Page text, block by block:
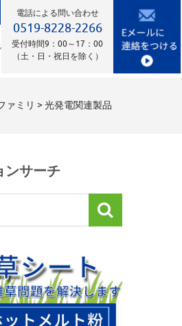
電話による問い合わせ
0519-8228-2266
受付時間9：00～17：00
（土・日・祝日を除く）
ァミリ > 光発電関連製品
ンサーチ